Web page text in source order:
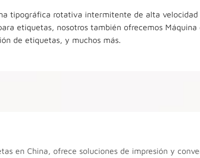
tipográfica rotativa intermitente de alta velocidad
etiquetas, nosotros también ofrecemos Máquina
de etiquetas, y muchos más.
en China, ofrece soluciones de impresión y